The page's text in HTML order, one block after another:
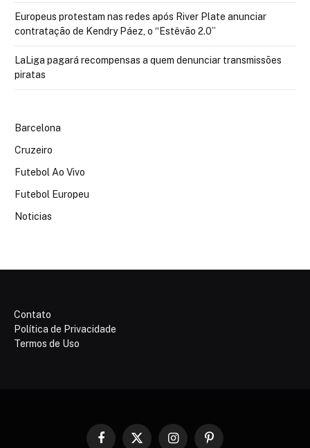
Europeus protestam nas redes após River Plate anunciar
contratação de Kendry Páez, o “Estêvão 2.0”
LaLiga pagará recompensas a quem denunciar transmissões
piratas
Barcelona
Cruzeiro
Futebol Ao Vivo
Futebol Europeu
Noticias
Contato
Política de Privacidade
Termos de Uso
Facebook
X InstagramPinterest